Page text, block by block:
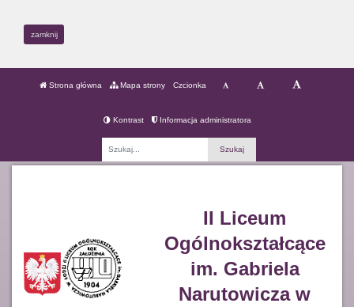
zamknij
Strona główna Mapa strony Czcionka
Kontrast Informacja administratora
II Liceum
Ogólnokształcące
im. Gabriela
Narutowicza w